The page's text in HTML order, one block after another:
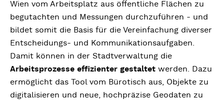
Wien vom Arbeitsplatz aus öffentliche Flächen zu
begutachten und Messungen durchzuführen - und
bildet somit die Basis für die Vereinfachung diverser
Entscheidungs- und Kommunikationsaufgaben.
Damit können in der Stadtverwaltung die
Arbeitsprozesse effizienter gestaltet werden. Dazu
ermöglicht das Tool vom Bürotisch aus, Objekte zu
digitalisieren und neue, hochpräzise Geodaten zu